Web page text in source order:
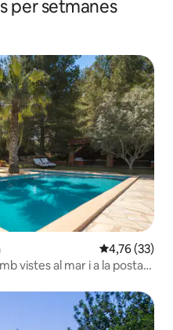
per setmanes
4,76 de
4,76 (33)
vistes al mar i a la posta